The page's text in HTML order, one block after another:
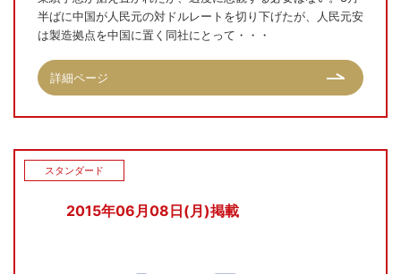
半ばに中国が人民元の対ドルレートを切り下げたが、人民元安
は製造拠点を中国に置く同社にとって・・・
詳細ページ
2015年06月08日(月)掲載
スタンダード